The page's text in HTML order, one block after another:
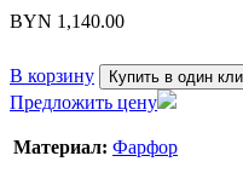
BYN 1,140.00
В корзину Купить в один
Предложить цену
Материал: Фарфор